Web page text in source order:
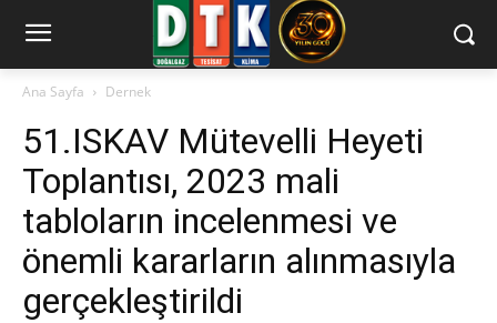
Ana Sayfa Dernek
51.ISKAV Mütevelli Heyeti
Toplantısı, 2023 mali
tabloların incelenmesi ve
önemli kararların alınmasıyla
gerçekleştirildi